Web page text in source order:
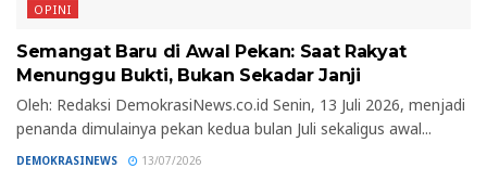
OPINI
Semangat Baru di Awal Pekan: Saat Rakyat
Menunggu Bukti, Bukan Sekadar Janji
Oleh: Redaksi DemokrasiNews.co.id Senin, 13 Juli 2026, menjadi
penanda dimulainya pekan kedua bulan Juli sekaligus awal...
DEMOKRASINEWS 13/07/2026